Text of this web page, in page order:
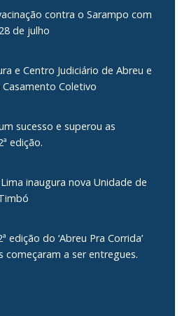
contra o Sarampo com
de julho
e Centro Judiciário de Abreu e
Coletivo
sucesso e superou as
edição.
inaugura nova Unidade de
edição do ‘Abreu Pra Corrida’
começaram a ser entregues.